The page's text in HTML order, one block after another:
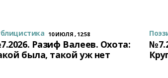
10 ИЮЛЯ , 12:58
Разиф Валеев. Охота:
была, такой уж нет